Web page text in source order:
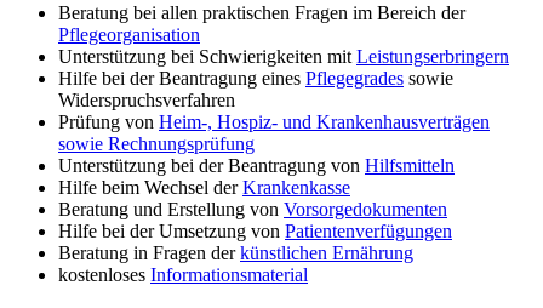
Beratung bei allen praktischen Fragen im Bereich der
Pflegeorganisation
Unterstützung bei Schwierigkeiten mit Leistungserbringern
Hilfe bei der Beantragung eines Pflegegrades sowie
Widerspruchsverfahren
Prüfung von Heim-, Hospiz- und Krankenhausverträgen
sowie Rechnungsprüfung
Unterstützung bei der Beantragung von Hilfsmitteln
Hilfe beim Wechsel derKrankenkasse
Beratung und Erstellung von Vorsorgedokumenten
Hilfe bei der Umsetzung von Patientenverfügungen
Beratung in Fragen derkünstlichen Ernährung
kostenloses Informationsmaterial